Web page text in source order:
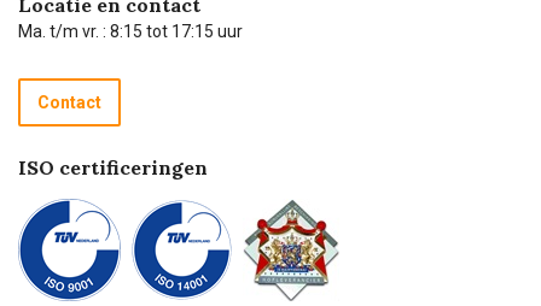
Technische dienst
Recycle programma
Betalen
Ma. t/m vr. : 8:15 tot 17:15 uur
Contact
ISO certificeringen